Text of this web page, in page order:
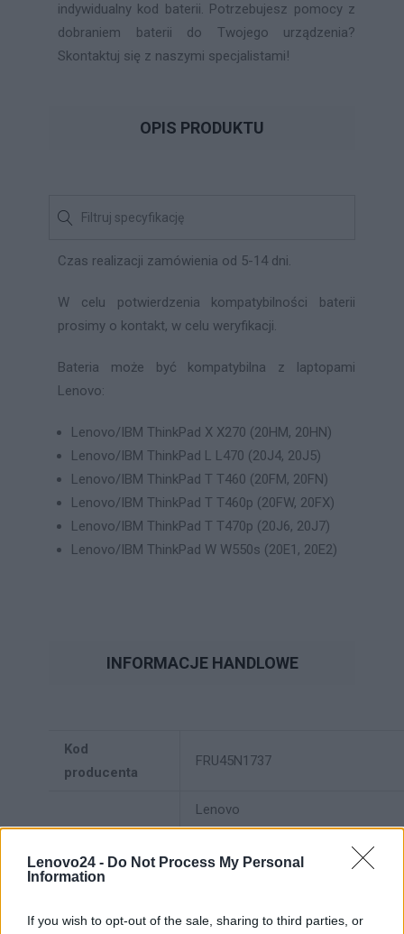
Lenovo24 - Do Not Process My Personal
Information
If you wish to opt-out of the sale, sharing to third parties, or
indywidualny kod baterii. Potrzebujesz pomocy z
dobraniem baterii do Twojego urządzenia?
Skontaktuj się z naszymi specjalistami!
OPIS PRODUKTU
Czas realizacji zamówienia od 5-14 dni.
W celu potwierdzenia kompatybilności baterii
prosimy o kontakt, w celu weryfikacji.
Bateria może być kompatybilna z laptopami
Lenovo:
Lenovo/IBM ThinkPad X X270 (20HM, 20HN)
Lenovo/IBM ThinkPad L L470 (20J4, 20J5)
Lenovo/IBM ThinkPad T T460 (20FM, 20FN)
Lenovo/IBM ThinkPad T T460p (20FW, 20FX)
Lenovo/IBM ThinkPad T T470p (20J6, 20J7)
Lenovo/IBM ThinkPad W W550s (20E1, 20E2)
INFORMACJE HANDLOWE
Kod
producenta
FRU45N1737
Dane
producenta
Lenovo
18001 Development Drive
Morrisville, NC 27560 USA
https://lenovo.com